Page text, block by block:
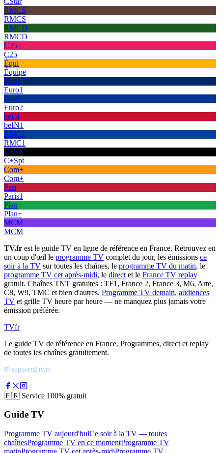
RMCS
RMCS
RMCD
RMCD
C25
C25
Équi
Équipe
Euro
Euro1
Euro
Euro2
beIN
beIN1
RMC1
RMC1
C+Sp
C+Spt
Com+
Com+
Pari
Paris1
Plan
Plan+
MCM
MCM
TV.fr est le guide TV en ligne de référence en France. Retrouvez en
un coup d'œil le programme TV complet du jour, les émissions ce
soir à la TV sur toutes les chaînes, le programme TV du matin, le
programme TV cet après-midi, le direct et le France TV replay
gratuit. Chaînes TNT gratuites : TF1, France 2, France 3, M6, Arte,
C8, W9, TMC et bien d'autres. Programme TV demain, audiences
TV et grille TV heure par heure — ne manquez plus jamais votre
émission préférée.
TVfr
Le guide TV de référence en France. Programmes, direct et replay
de toutes les chaînes gratuitement.
✉ support@tv.fr
🇫🇷 Service 100% gratuit
Guide TV
Programme TV aujourd'huiCe soir à la TV — toutes
chaînesProgramme TV en ce momentProgramme TV